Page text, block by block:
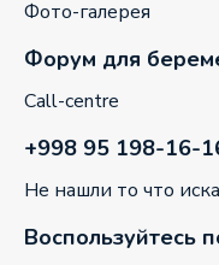
Фото-галерея
Форум для
Call-centre
+998 95 198-16-
Не нашли то что
Воспользуйтесь